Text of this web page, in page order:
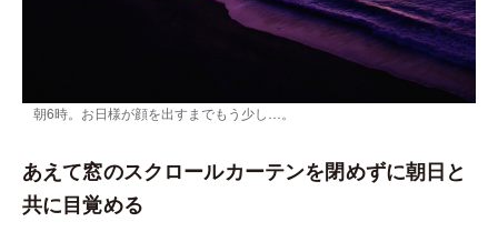
朝6時。お日様が顔を出すまでもう少し…。
あえて窓のスクロールカーテンを閉めずに朝日と
共に目覚める